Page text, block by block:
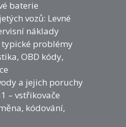
baterie
vozů: Levné
náklady
typické problémy
OBD kódy,
a jejich poruchy
– vstřikovače
kódování,